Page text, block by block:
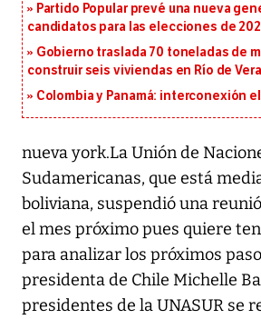
Partido Popular prevé una nueva
candidatos para las elecciones de
Gobierno traslada 70 toneladas de
construir seis viviendas en Río de
Colombia y Panamá: interconexión
nueva york.La Unión de
Sudamericanas, que está
boliviana, suspendió una
el mes próximo pues quiere
para analizar los próximos
presidenta de Chile Michelle
presidentes de la UNASUR se